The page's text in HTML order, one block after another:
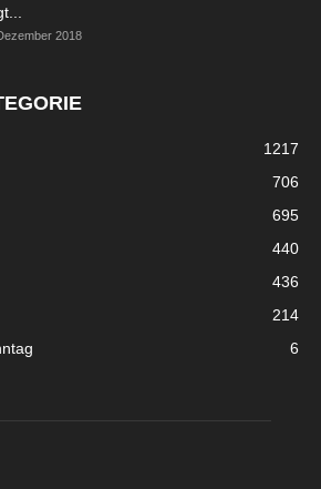
2018
1217
706
695
440
436
214
6